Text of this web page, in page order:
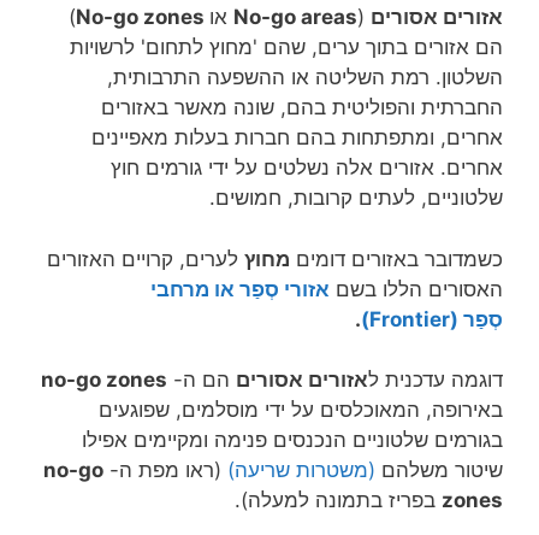
אזורים אסורים (
No-go areas או
)
הם אזורים בתוך ערים, שהם 'מחוץ לתחום' לרשויות
השלטון. רמת השליטה או ההשפעה התרבותית,
החברתית והפוליטית בהם, שונה מאשר באזורים
אחרים, ומתפתחות בהם חברות בעלות מאפיינים
אחרים. אזורים אלה נשלטים על ידי גורמים חוץ
שלטוניים, לעתים קרובות, חמושים.
כשמדובר באזורים דומים מחוץ לערים, קרויים האזורים
האסורים הללו בשם אזורי סְפַ‏ר או מרחבי
סְפַ‏ר (Frontier)
.
דוגמה עדכנית לאזורים אסורים הם ה- no-go zones
באירופה, המאוכלסים על ידי מוסלמים, שפוגעים
בגורמים שלטוניים הנכנסים פנימה ומקיימים אפילו
שיטור משלהם (משטרות שריעה) (ראו מפת ה- no-go
zones בפריז בתמונה למעלה).